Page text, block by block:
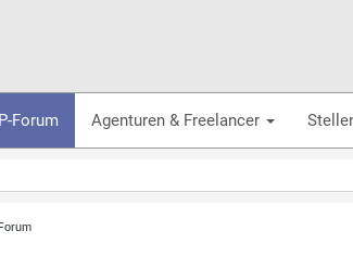
Forum Agenturen & Freelancer